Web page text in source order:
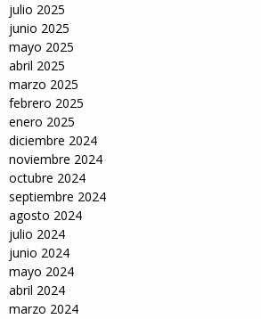
julio 2025
junio 2025
mayo 2025
abril 2025
marzo 2025
febrero 2025
enero 2025
diciembre 2024
noviembre 2024
octubre 2024
septiembre 2024
agosto 2024
julio 2024
junio 2024
mayo 2024
abril 2024
marzo 2024